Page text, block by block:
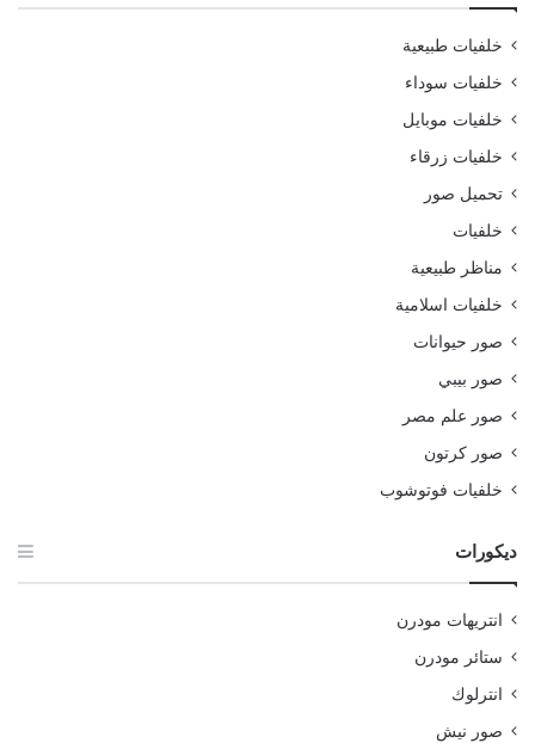
خلفيات طبيعية
خلفيات سوداء
خلفيات موبايل
خلفيات زرقاء
تحميل صور
خلفيات
مناظر طبيعية
خلفيات اسلامية
صور حيوانات
صور بيبي
صور علم مصر
صور كرتون
خلفيات فوتوشوب
ديكورات
انتريهات مودرن
ستائر مودرن
انترلوك
صور نيش